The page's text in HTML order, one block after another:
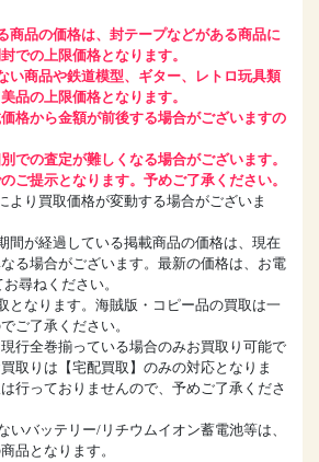
商品の価格は、封テープなどがある商品に
での上限価格となります。
い商品や鉄道模型、ギター、レトロ玩具類
品の上限価格となります。
格から金額が前後する場合がございますの
での査定が難しくなる場合がございます。
ご提示となります。予めご了承ください。
より買取価格が変動する場合がございま
間が経過している掲載商品の価格は、現在
る場合がございます。最新の価格は、お電
尋ねください。
となります。海賊版・コピー品の買取は一
ご了承ください。
行全巻揃っている場合のみお買取り可能で
取りは【宅配買取】のみの対応となりま
行っておりませんので、予めご了承くださ
いバッテリー/リチウムイオン蓄電池等は、
品となります。